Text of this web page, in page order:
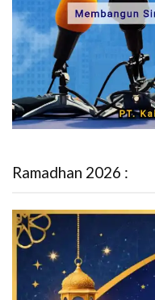
Ramadhan 2026 :